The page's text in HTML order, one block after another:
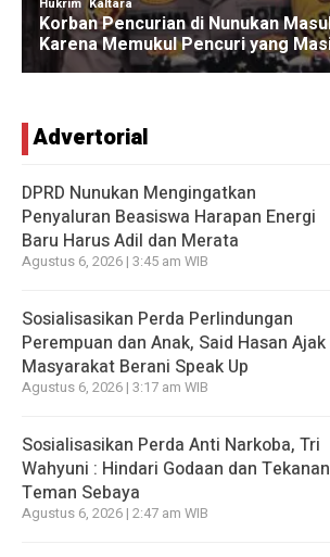
Advertorial
DPRD Nunukan Mengingatkan
Penyaluran Beasiswa Harapan Energi
Baru Harus Adil dan Merata
Agustus 6, 2026 | 3:45 am WIB
Sosialisasikan Perda Perlindungan
Perempuan dan Anak, Said Hasan Ajak
Masyarakat Berani Speak Up
Agustus 6, 2026 | 3:17 am WIB
Sosialisasikan Perda Anti Narkoba, Tri
Wahyuni : Hindari Godaan dan Tekanan
Teman Sebaya
Agustus 6, 2026 | 2:47 am WIB